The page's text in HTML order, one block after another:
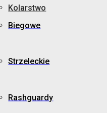
Kolarstwo
Biegowe
Strzeleckie
Rashguardy